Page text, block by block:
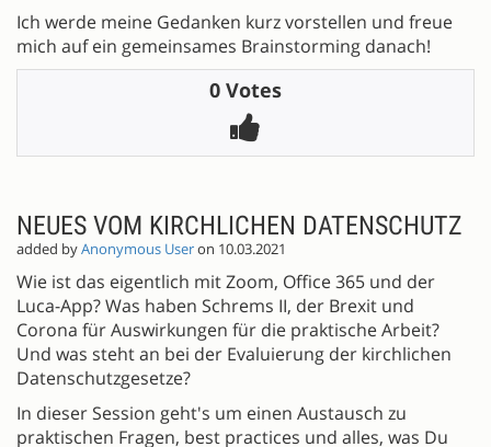
Ich werde meine Gedanken kurz vorstellen und freue
mich auf ein gemeinsames Brainstorming danach!
0 Votes
NEUES VOM KIRCHLICHEN DATENSCHUTZ
added byAnonymous Useron 10.03.2021
Wie ist das eigentlich mit Zoom, Office 365 und der
Luca-App? Was haben Schrems II, der Brexit und
Corona für Auswirkungen für die praktische Arbeit?
Und was steht an bei der Evaluierung der kirchlichen
Datenschutzgesetze?
In dieser Session geht's um einen Austausch zu
praktischen Fragen, best practices und alles, was Du